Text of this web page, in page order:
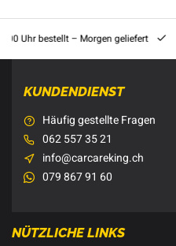
Uhr bestellt – Morgen geliefert
KUNDENDIENST
Häufig gestellte Fragen
062 557 35 21
info@carcareking.ch
079 867 91 60
NÜTZLICHE LINKS